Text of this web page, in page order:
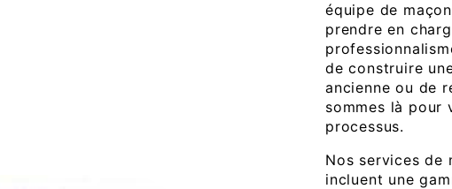
équipe de
prendre en
de construire
ancienne ou de
sommes là pour
processus.
Nos services de
incluent une